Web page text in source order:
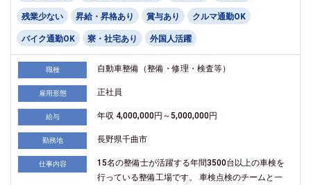
残業少ない 昇給・昇格あり 賞与あり クルマ通勤OK
バイク通勤OK 寮・社宅あり 外国人活躍
職種 自動車整備（整備・修理・検査等）
雇用形態 正社員
給与 年収 4,000,000円～5,000,000円
勤務地 長野県千曲市
仕事内容
15名の整備士が活躍する年間3500台以上の車検を
行っている整備工場です。 車検点検のチームと一